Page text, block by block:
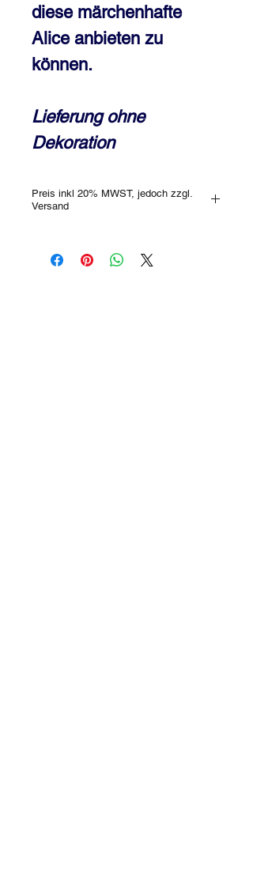
diese märchenhafte
Alice anbieten zu
können.
Lieferung ohne
Dekoration
Preis inkl 20% MWST, jedoch zzgl.
Versand